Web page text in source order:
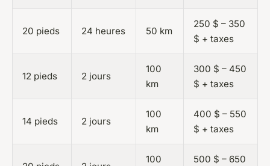
20 pieds 24 heures 50 km
250 $ – 350
$ + taxes
12 pieds 2 jours
100
km
300 $ – 450
$ + taxes
14 pieds 2 jours
100
km
400 $ – 550
$ + taxes
100 500 $ – 650